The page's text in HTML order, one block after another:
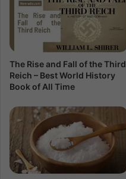
The Rise and Fall of the Third
Reich – Best World History
Book of All Time